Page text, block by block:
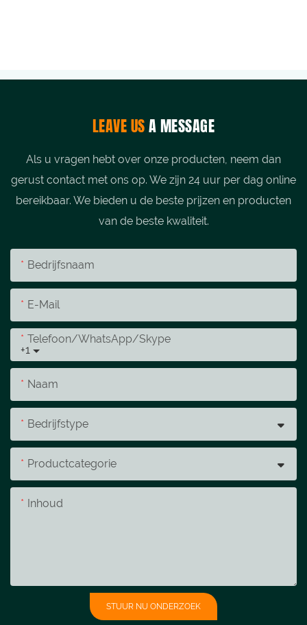
LEAVE USA MESSAGE
Als u vragen hebt over onze producten, neem dan
gerust contact met ons op. We zijn 24 uur per dag online
bereikbaar. We bieden u de beste prijzen en producten
van de beste kwaliteit.
Bedrijfsnaam
E-Mail
+1
Telefoon/WhatsApp/Skype
Naam
Bedrijfstype
Productcategorie
Inhoud
STUUR NU ONDERZOEK